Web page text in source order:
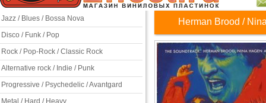
Jazz / Blues / Bossa Nova
Disco / Funk / Pop
Rock / Pop-Rock / Classic Rock
Alternative rock / Indie / Punk
Progressive / Psychedelic / Avantgard
Metal / Hard / Heavy
Herman Brood /